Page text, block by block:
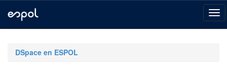
navigationDSpace en ESPOL